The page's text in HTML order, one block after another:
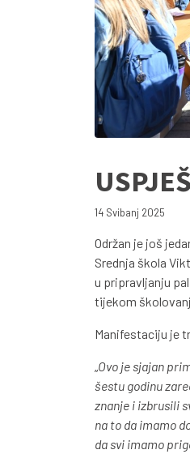
14 Svibanj 2025
Održan je još
Srednja škola
u pripravljanju
tijekom
Manifestaciju je
Ovo je sjajan
šestu godinu
znanje i izbrusili
na to da imamo
da svi imamo